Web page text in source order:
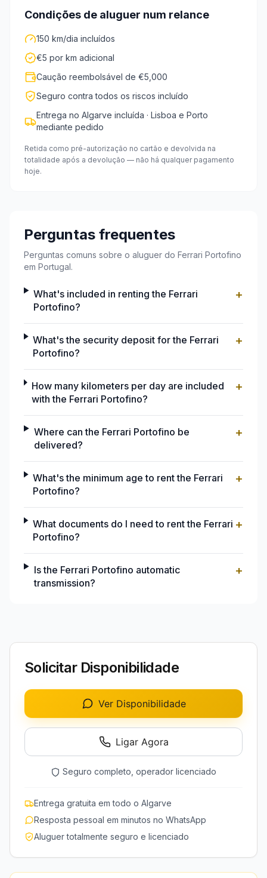
Condições de aluguer num relance
150 km/dia incluídos
€5 por km adicional
Caução reembolsável de €5,000
Seguro contra todos os riscos incluído
Entrega no Algarve incluída · Lisboa e Porto
mediante pedido
Retida como pré-autorização no cartão e devolvida na
totalidade após a devolução — não há qualquer pagamento
hoje.
Perguntas frequentes
Perguntas comuns sobre o aluguer do Ferrari Portofino
em Portugal.
What's included in renting the Ferrari
Portofino?
+
What's the security deposit for the Ferrari
Portofino?
+
How many kilometers per day are included
with the Ferrari Portofino?
+
Where can the Ferrari Portofino be
delivered?
+
What's the minimum age to rent the Ferrari
Portofino?
+
What documents do I need to rent the Ferrari
Portofino?
+
Is the Ferrari Portofino automatic
transmission?
+
Solicitar Disponibilidade
Ver Disponibilidade
Ligar Agora
Seguro completo, operador licenciado
Entrega gratuita em todo o Algarve
Resposta pessoal em minutos no WhatsApp
Aluguer totalmente seguro e licenciado